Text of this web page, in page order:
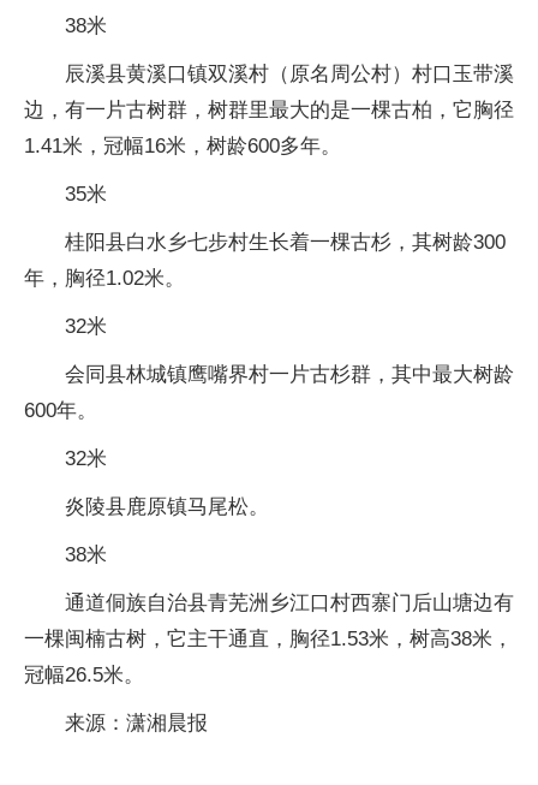
38米
辰溪县黄溪口镇双溪村（原名周公村）村口玉带溪
边，有一片古树群，树群里最大的是一棵古柏，它胸径
1.41米，冠幅16米，树龄600多年。
35米
桂阳县白水乡七步村生长着一棵古杉，其树龄300
年，胸径1.02米。
32米
会同县林城镇鹰嘴界村一片古杉群，其中最大树龄
600年。
32米
炎陵县鹿原镇马尾松。
38米
通道侗族自治县青芜洲乡江口村西寨门后山塘边有
一棵闽楠古树，它主干通直，胸径1.53米，树高38米，
冠幅26.5米。
来源：潇湘晨报